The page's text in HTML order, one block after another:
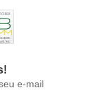
e-mail